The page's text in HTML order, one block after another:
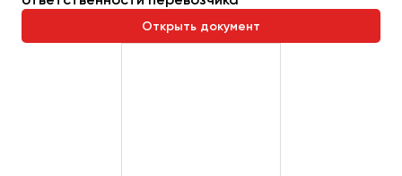
Открыть документ